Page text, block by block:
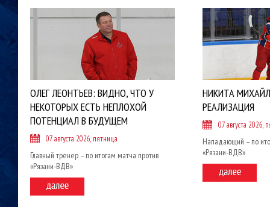
ОЛЕГ ЛЕОНТЬЕВ: ВИДНО, ЧТО У
НЕКОТОРЫХ ЕСТЬ НЕПЛОХОЙ
ПОТЕНЦИАЛ В БУДУЩЕМ
07 августа 2026, пятница
Главный тренер – по итогам матча против
«Рязани-ВДВ»
НИКИТА
РЕАЛИЗАЦИЯ
07 августа 2026,
Нападающий – по
«Рязани-ВДВ»